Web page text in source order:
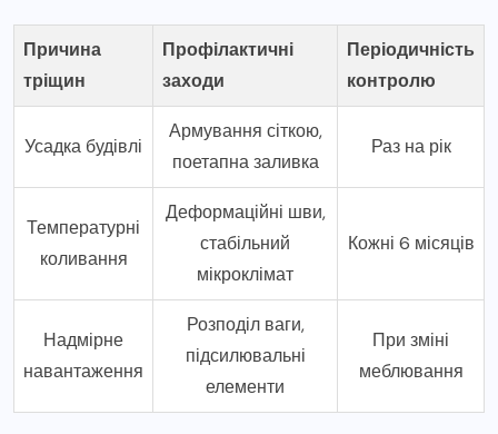
Причина
тріщин
Профілактичні
заходи
Періодичність
контролю
Усадка будівлі
Армування сіткою,
поетапна заливка
Раз на рік
Температурні
коливання
Деформаційні шви,
стабільний
мікроклімат
Кожні 6 місяців
Надмірне
навантаження
Розподіл ваги,
підсилювальні
елементи
При зміні
меблювання